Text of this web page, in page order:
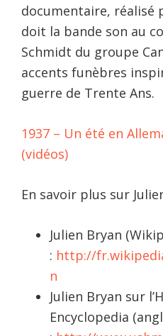
documentaire, réalisé
doit la bande son au
Schmidt du groupe
accents funèbres
guerre de Trente Ans.
1937 – Un été en
(vidéos)
En savoir plus sur
Julien Bryan
: http://
n
Julien Bryan sur
Encyclopedia